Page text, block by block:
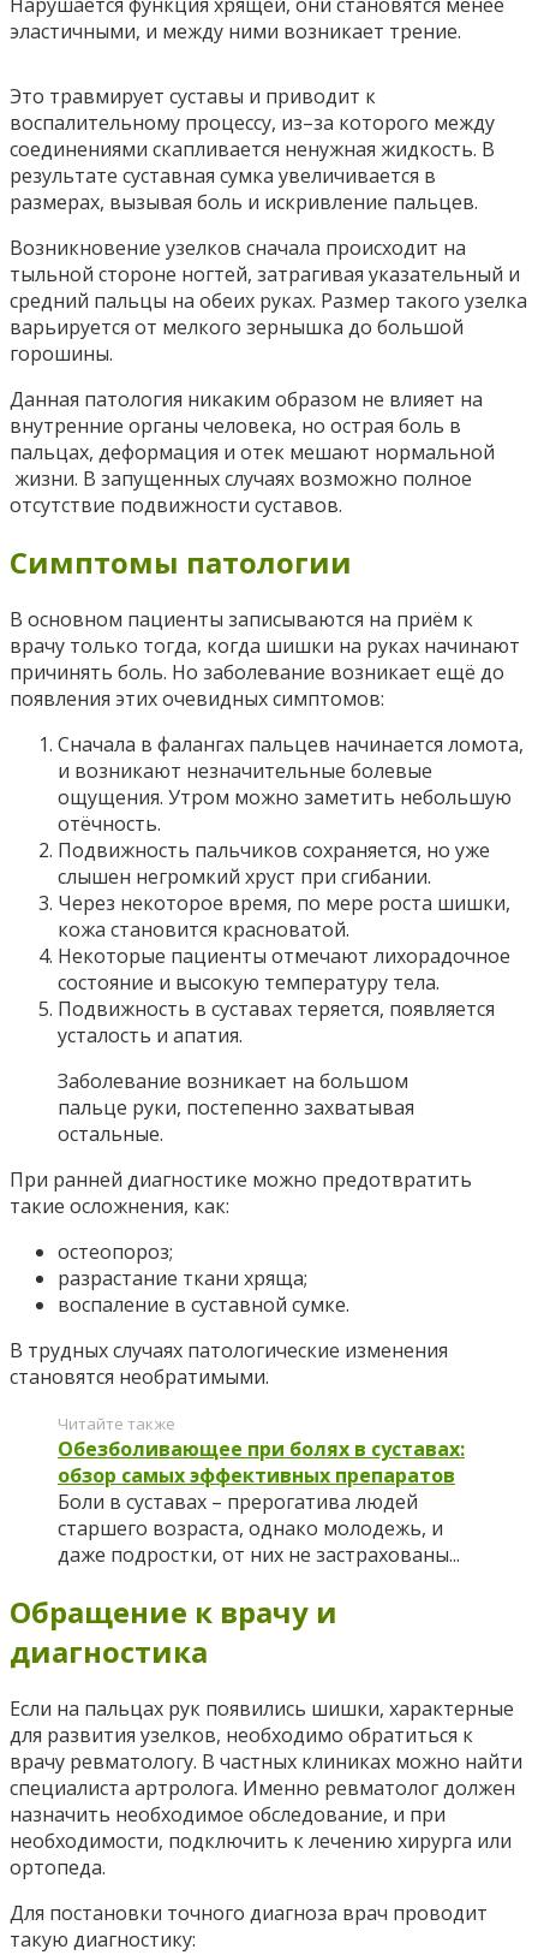
Нарушается функция хрящей, они становятся менее
эластичными, и между ними возникает трение.
Это травмирует суставы и приводит к
воспалительному процессу, из–за которого между
соединениями скапливается ненужная жидкость. В
результате суставная сумка увеличивается в
размерах, вызывая боль и искривление пальцев.
Возникновение узелков сначала происходит на
тыльной стороне ногтей, затрагивая указательный и
средний пальцы на обеих руках. Размер такого узелка
варьируется от мелкого зернышка до большой
горошины.
Данная патология никаким образом не влияет на
внутренние органы человека, но острая боль в
пальцах, деформация и отек мешают нормальной
жизни. В запущенных случаях возможно полное
отсутствие подвижности суставов.
Симптомы патологии
В основном пациенты записываются на приём к
врачу только тогда, когда шишки на руках начинают
причинять боль. Но заболевание возникает ещё до
появления этих очевидных симптомов:
Сначала в фалангах пальцев начинается ломота,
и возникают незначительные болевые
ощущения. Утром можно заметить небольшую
отёчность.
Подвижность пальчиков сохраняется, но уже
слышен негромкий хруст при сгибании.
Через некоторое время, по мере роста шишки,
кожа становится красноватой.
Некоторые пациенты отмечают лихорадочное
состояние и высокую температуру тела.
Подвижность в суставах теряется, появляется
усталость и апатия.
Заболевание возникает на большом
пальце руки, постепенно захватывая
остальные.
При ранней диагностике можно предотвратить
такие осложнения, как:
остеопороз;
разрастание ткани хряща;
воспаление в суставной сумке.
В трудных случаях патологические изменения
становятся необратимыми.
Читайте также
Обезболивающее при болях в суставах:
обзор самых эффективных препаратов
Боли в суставах – прерогатива людей
старшего возраста, однако молодежь, и
даже подростки, от них не застрахованы...
Обращение к врачу и
диагностика
Если на пальцах рук появились шишки, характерные
для развития узелков, необходимо обратиться к
врачу ревматологу. В частных клиниках можно найти
специалиста артролога. Именно ревматолог должен
назначить необходимое обследование, и при
необходимости, подключить к лечению хирурга или
ортопеда.
Для постановки точного диагноза врач проводит
такую диагностику: